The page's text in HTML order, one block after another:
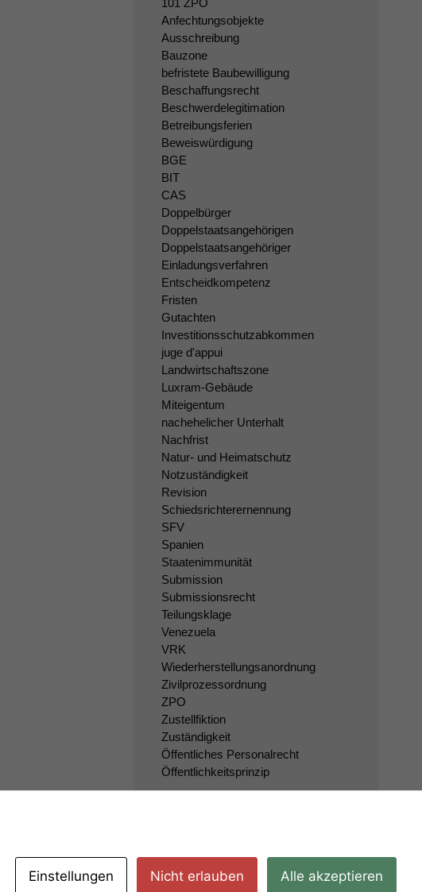
101 ZPO
Anfechtungsobjekte
Ausschreibung
Bauzone
befristete Baubewilligung
Beschaffungsrecht
Beschwerdelegitimation
Betreibungsferien
Beweiswürdigung
BGE
BIT
CAS
Doppelbürger
Doppelstaatsangehörigen
Doppelstaatsangehöriger
Einladungsverfahren
Entscheidkompetenz
Fristen
Gutachten
Investitionsschutzabkommen
juge d'appui
Landwirtschaftszone
Luxram-Gebäude
Miteigentum
nachehelicher Unterhalt
Nachfrist
Natur- und Heimatschutz
Notzuständigkeit
Revision
Schiedsrichterernennung
SFV
Spanien
Staatenimmunität
Submission
Submissionsrecht
Teilungsklage
Venezuela
VRK
Wiederherstellungsanordnung
Zivilprozessordnung
ZPO
Zustellfiktion
Zuständigkeit
Öffentliches Personalrecht
Öffentlichkeitsprinzip
Einstellungen Nicht erlauben Alle akzeptieren